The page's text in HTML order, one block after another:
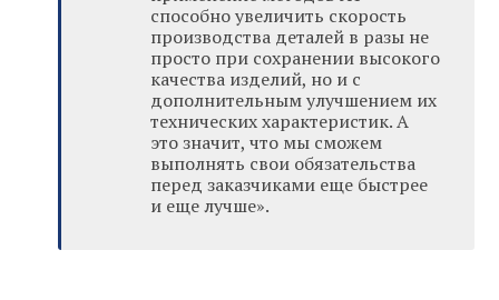
способно увеличить скорость
производства деталей в разы не
просто при сохранении высокого
качества изделий, но и с
дополнительным улучшением их
технических характеристик. А
это значит, что мы сможем
выполнять свои обязательства
перед заказчиками еще быстрее
и еще лучше».